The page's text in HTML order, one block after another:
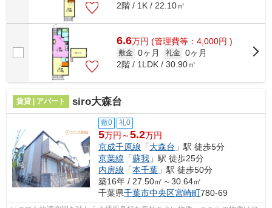
2階 / 1K / 22.10㎡
6.6万円 (管理費等：4,000円 )
敷金 0ヶ月 礼金 0ヶ月
2階 / 1LDK / 30.90㎡
賃貸 | アパート siro大森台
敷0 礼0
5万円～5.2万円
京成千原線 「大森台 」駅 徒歩5分
京葉線 「蘇我 」駅 徒歩25分
内房線 「本千葉 」駅 徒歩50分
築16年 / 27.50㎡～30.64㎡
千葉県千葉市中央区宮崎町780-69